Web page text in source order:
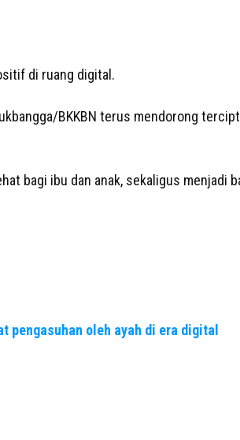
di ruang digital.
BKKBN terus mendorong
bagi ibu dan anak, sekaligus menjadi
pengasuhan oleh ayah di era digital